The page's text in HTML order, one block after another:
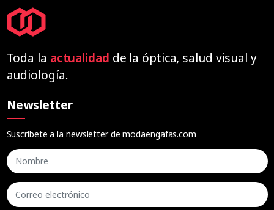
Toda la actualidad de la óptica, salud visual y
audiología.
Newsletter
Suscríbete a la newsletter de modaengafas.com